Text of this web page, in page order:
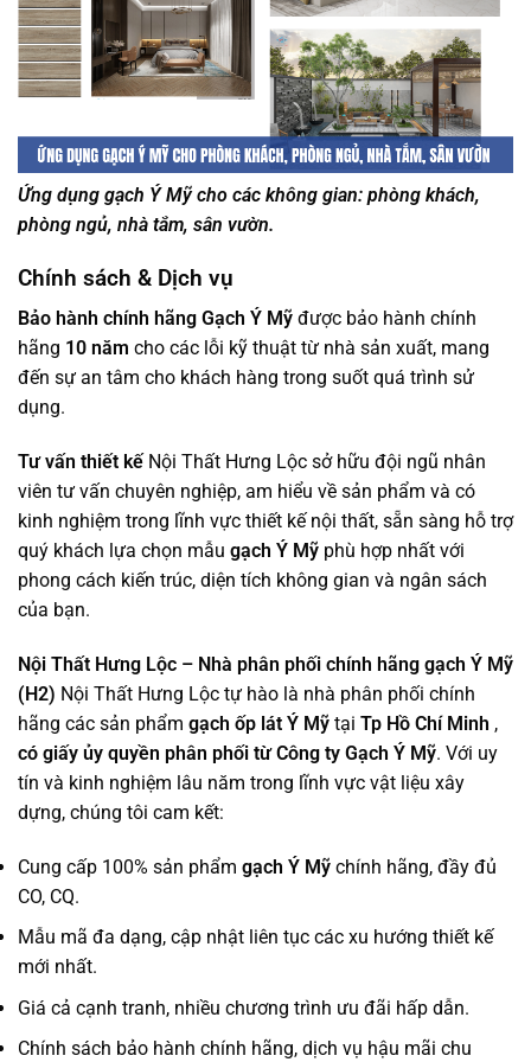
Ứng dụng gạch Ý Mỹ cho các không gian: phòng khách,
phòng ngủ, nhà tắm, sân vườn.
Chính sách & Dịch vụ
Bảo hành chính hãng Gạch Ý Mỹ được bảo hành chính
hãng 10 năm cho các lỗi kỹ thuật từ nhà sản xuất, mang
đến sự an tâm cho khách hàng trong suốt quá trình sử
dụng.
Tư vấn thiết kếNội Thất Hưng Lộc sở hữu đội ngũ nhân
viên tư vấn chuyên nghiệp, am hiểu về sản phẩm và có
kinh nghiệm trong lĩnh vực thiết kế nội thất, sẵn sàng hỗ trợ
quý khách lựa chọn mẫu gạch Ý Mỹ phù hợp nhất với
phong cách kiến trúc, diện tích không gian và ngân sách
của bạn.
Nội Thất Hưng Lộc – Nhà phân phối chính hãng gạch Ý Mỹ
(H2) Nội Thất Hưng Lộc tự hào là nhà phân phối chính
hãng các sản phẩm gạch ốp lát Ý Mỹ tại Tp Hồ Chí Minh ,
có giấy ủy quyền phân phối từ Công ty Gạch Ý Mỹ. Với uy
tín và kinh nghiệm lâu năm trong lĩnh vực vật liệu xây
dựng, chúng tôi cam kết:
Cung cấp 100% sản phẩm gạch Ý Mỹ chính hãng, đầy đủ
CO, CQ.
Mẫu mã đa dạng, cập nhật liên tục các xu hướng thiết kế
mới nhất.
Giá cả cạnh tranh, nhiều chương trình ưu đãi hấp dẫn.
Chính sách bảo hành chính hãng, dịch vụ hậu mãi chu